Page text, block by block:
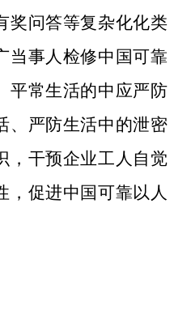
奖问答等复杂化化类
当事人检修中国可靠
平常生活的中应严防
、严防生活中的泄密
，干预企业工人自觉
，促进中国可靠以人